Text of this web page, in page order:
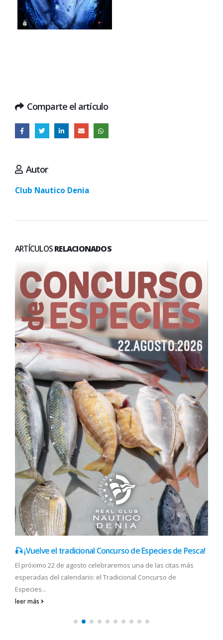
Comparte el artículo
Autor
Club Nautico Denia
ARTÍCULOSRELACIONADOS
🎣 ¡Vuelve el tradicional Concurso de Especies de Pesca!
El próximo 22 de agosto celebraremos una de las citas más
esperadas del calendario: el Tradicional Concurso de
Especies...
leer más